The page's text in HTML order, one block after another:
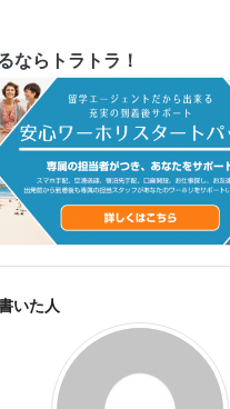
ならトラトラ！
いた人